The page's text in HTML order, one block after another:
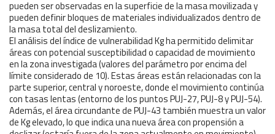
pueden ser observadas en la superficie de la masa movilizada y
pueden definir bloques de materiales individualizados dentro de
la masa total del deslizamiento.
El análisis del índice de vulnerabilidad Kg ha permitido delimitar
áreas con potencial susceptibilidad o capacidad de movimiento
en la zona investigada (valores del parámetro por encima del
límite considerado de 10). Estas áreas están relacionadas con la
parte superior, central y noroeste, donde el movimiento continúa
con tasas lentas (entorno de los puntos PUJ-27, PUJ-8 y PUJ-54).
Además, el área circundante de PUJ-43 también muestra un valor
de Kg elevado, lo que indica una nueva área con propensión a